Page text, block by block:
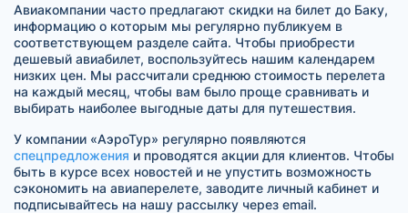
Авиакомпании часто предлагают скидки на билет до Баку,
информацию о которым мы регулярно публикуем в
соответствующем разделе сайта. Чтобы приобрести
дешевый авиабилет, воспользуйтесь нашим календарем
низких цен. Мы рассчитали среднюю стоимость перелета
на каждый месяц, чтобы вам было проще сравнивать и
выбирать наиболее выгодные даты для путешествия.
У компании «АэроТур» регулярно появляются
спецпредложения и проводятся акции для клиентов. Чтобы
быть в курсе всех новостей и не упустить возможность
сэкономить на авиаперелете, заводите личный кабинет и
подписывайтесь на нашу рассылку через email.